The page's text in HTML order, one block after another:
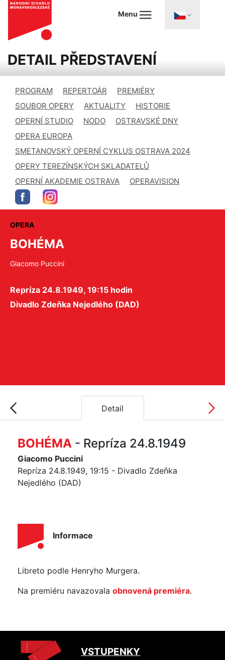
Menu
DETAIL PŘEDSTAVENÍ
PROGRAM REPERTOÁR
PREMIÉRY
SOUBOR OPERY
AKTUALITY
HISTORIE
OPERNÍ STUDIO
NODO
OSTRAVSKÉ DNY
OPERA EUROPA
SMETANOVSKÝ OPERNÍ CYKLUS OSTRAVA 2024
OPERY TEREZÍNSKÝCH SKLADATELŮ
OPERNÍ AKADEMIE OSTRAVA
OPERAVISION
OPERA
BOHÉMA
Giacomo Puccini
Repríza 24.8.1949, 19:15 hodin
Divadlo Zdeňka Nejedlého (DAD)
Detail
BOHÉMA - Repríza 24.8.1949
Giacomo Puccini
Repríza 24.8.1949, 19:15 - Divadlo Zdeňka
Nejedlého (DAD)
Informace
Libreto podle Henryho Murgera.
Na premiéru navazovala obnovená premiéra.
VSTUPENKY